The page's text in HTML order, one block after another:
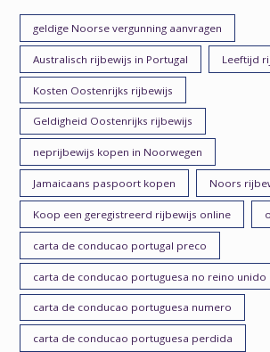
geldige Noorse vergunning aanvragen
Australisch rijbewijs in Portugal Leeftijd
Kosten Oostenrijks rijbewijs
Geldigheid Oostenrijks rijbewijs
neprijbewijs kopen in Noorwegen
Jamaicaans paspoort kopen Noors
Koop een geregistreerd rijbewijs online
carta de conducao portugal preco
carta de conducao portuguesa no reino unido
carta de conducao portuguesa numero
carta de conducao portuguesa perdida